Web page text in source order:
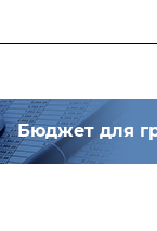
Бюджет для